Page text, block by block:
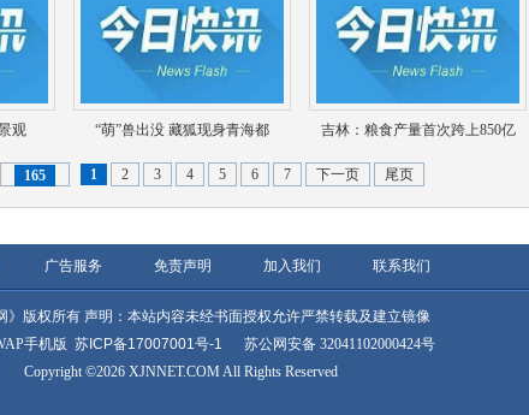
观 “萌”兽出没 藏狐现身青海都 吉林：粮食产量首次跨上850亿
165 1 2 3 4 5 6 7 下一页 尾页
广告服务 免责声明 加入我们 联系我们
》版权所有 声明：本站内容未经书面授权允许严禁转载及建立镜像
手机版 苏ICP备17007001号-1
苏公网安备 32041102000424号
Copyright ©2026 XJNNET.COM All Rights Reserved